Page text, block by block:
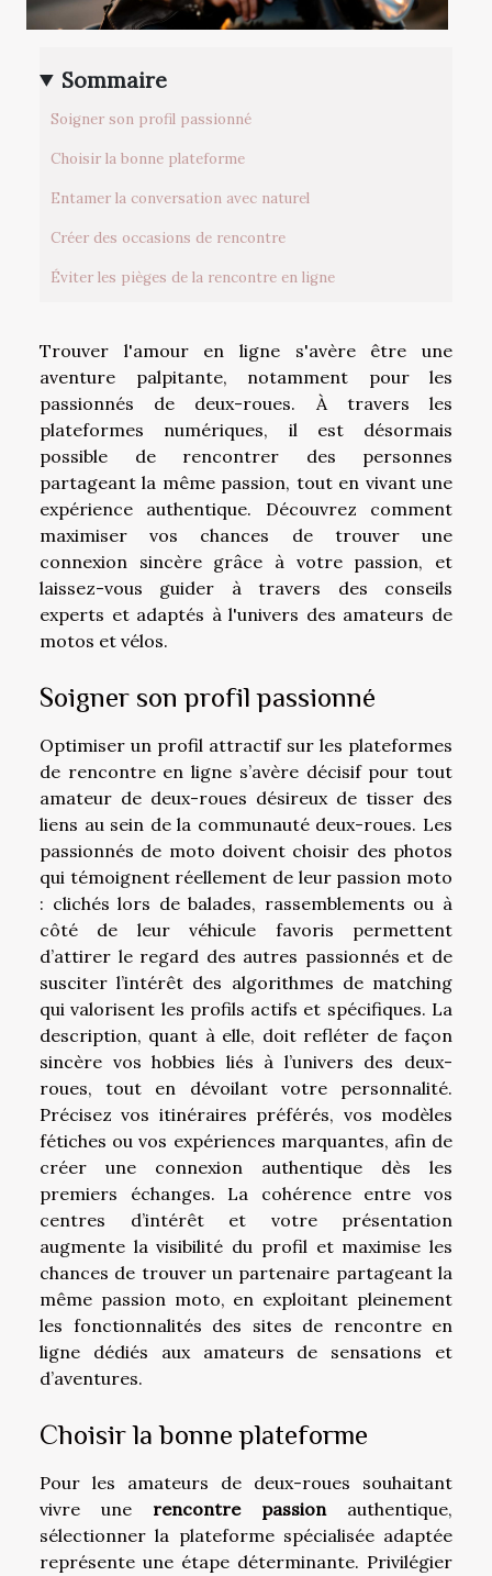
Sommaire
Soigner son profil passionné
Choisir la bonne plateforme
Entamer la conversation avec naturel
Créer des occasions de rencontre
Éviter les pièges de la rencontre en ligne
Trouver l'amour en ligne s'avère être une
aventure palpitante, notamment pour les
passionnés de deux-roues. À travers les
plateformes numériques, il est désormais
possible de rencontrer des personnes
partageant la même passion, tout en vivant une
expérience authentique. Découvrez comment
maximiser vos chances de trouver une
connexion sincère grâce à votre passion, et
laissez-vous guider à travers des conseils
experts et adaptés à l'univers des amateurs de
motos et vélos.
Soigner son profil passionné
Optimiser un profil attractif sur les plateformes
de rencontre en ligne s’avère décisif pour tout
amateur de deux-roues désireux de tisser des
liens au sein de la communauté deux-roues. Les
passionnés de moto doivent choisir des photos
qui témoignent réellement de leur passion moto
: clichés lors de balades, rassemblements ou à
côté de leur véhicule favoris permettent
d’attirer le regard des autres passionnés et de
susciter l’intérêt des algorithmes de matching
qui valorisent les profils actifs et spécifiques. La
description, quant à elle, doit refléter de façon
sincère vos hobbies liés à l’univers des deux-
roues, tout en dévoilant votre personnalité.
Précisez vos itinéraires préférés, vos modèles
fétiches ou vos expériences marquantes, afin de
créer une connexion authentique dès les
premiers échanges. La cohérence entre vos
centres d’intérêt et votre présentation
augmente la visibilité du profil et maximise les
chances de trouver un partenaire partageant la
même passion moto, en exploitant pleinement
les fonctionnalités des sites de rencontre en
ligne dédiés aux amateurs de sensations et
d’aventures.
Choisir la bonne plateforme
Pour les amateurs de deux-roues souhaitant
vivre une rencontre passionauthentique,
sélectionner la plateforme spécialisée adaptée
représente une étape déterminante. Privilégier